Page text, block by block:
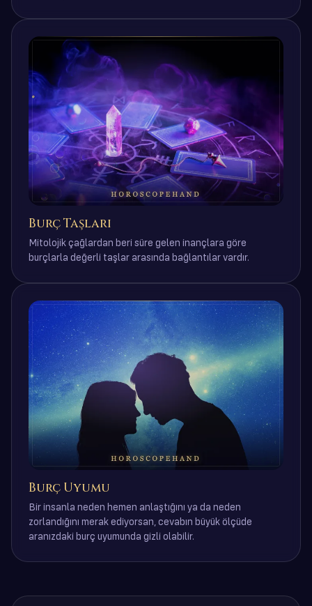
Burç Taşları
Mitolojik çağlardan beri süre gelen inançlara göre
burçlarla değerli taşlar arasında bağlantılar vardır.
Burç Uyumu
Bir insanla neden hemen anlaştığını ya da neden
zorlandığını merak ediyorsan, cevabın büyük ölçüde
aranızdaki burç uyumunda gizli olabilir.